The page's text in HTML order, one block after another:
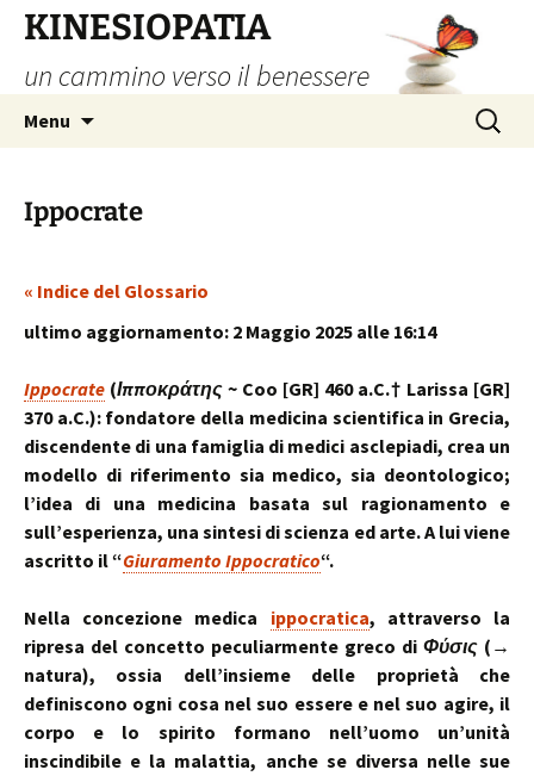
contenuto
KINESIOPATIA
un cammino verso il benessere
Menu
Ricerca
per:
Ippocrate
« Indice del Glossario
ultimo aggiornamento: 2 Maggio 2025 alle 16:14
Ippocrate (Ιπποκράτης ~ Coo [GR] 460 a.C.† Larissa [GR]
370 a.C.): fondatore della medicina scientifica in Grecia,
discendente di una famiglia di medici asclepiadi, crea un
modello di riferimento sia medico, sia deontologico;
l’idea di una medicina basata sul ragionamento e
sull’esperienza, una sintesi di scienza ed arte. A lui viene
ascritto il “Giuramento Ippocratico“.
Nella concezione medica ippocratica, attraverso la
ripresa del concetto peculiarmente greco di Φύσις (→
natura), ossia dell’insieme delle proprietà che
definiscono ogni cosa nel suo essere e nel suo agire, il
corpo e lo spirito formano nell’uomo un’unità
inscindibile e la malattia, anche se diversa nelle sue